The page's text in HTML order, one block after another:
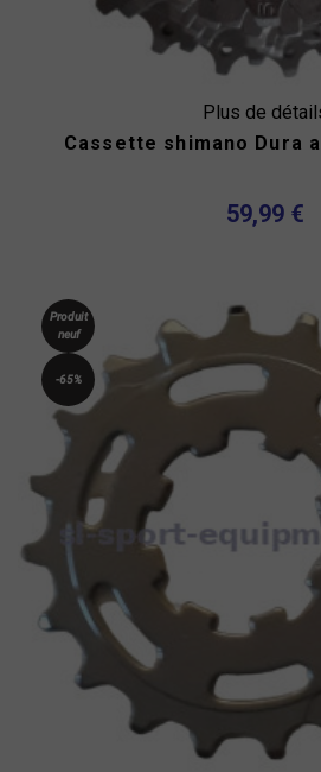
Plus de
Cassette shimano Dura
59,99 €
Produit
neuf
-65%